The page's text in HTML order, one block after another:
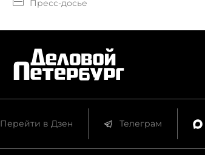
Пресс-досье
Перейти в Дзен Телеграм